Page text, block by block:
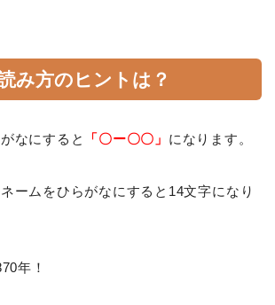
み方のヒントは？
なにすると 「〇ー〇〇」 になります。
ームをひらがなにすると14文字になり
年！